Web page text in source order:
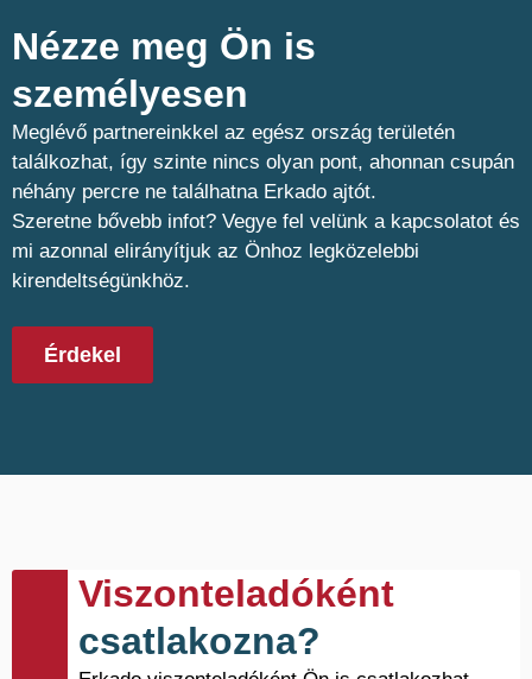
Nézze meg Ön is
személyesen​
Meglévő partnereinkkel az egész ország területén
találkozhat, így szinte nincs olyan pont, ahonnan csupán
néhány percre ne találhatna Erkado ajtót.
Szeretne bővebb infot? Vegye fel velünk a kapcsolatot és
mi azonnal elirányítjuk az Önhoz legközelebbi
kirendeltségünkhöz.
Érdekel
Viszonteladóként
csatlakozna?